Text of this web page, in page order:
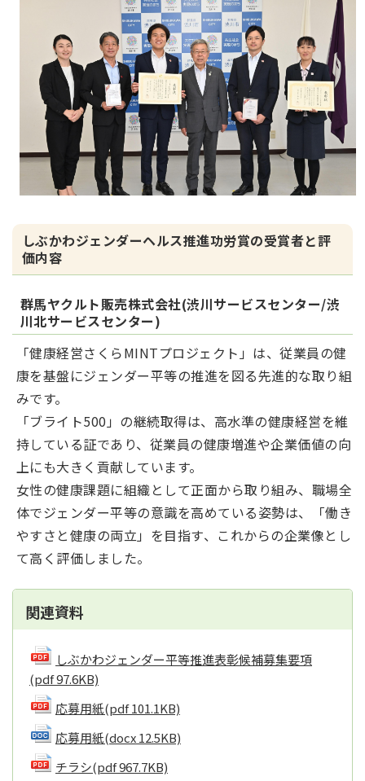
しぶかわジェンダーヘルス推進功労賞の受賞者と評
価内容
群馬ヤクルト販売株式会社(渋川サービスセンター/渋
川北サービスセンター)
「健康経営さくらMINTプロジェクト」は、従業員の健
康を基盤にジェンダー平等の推進を図る先進的な取り組
みです。
「ブライト500」の継続取得は、高水準の健康経営を維
持している証であり、従業員の健康増進や企業価値の向
上にも大きく貢献しています。
女性の健康課題に組織として正面から取り組み、職場全
体でジェンダー平等の意識を高めている姿勢は、「働き
やすさと健康の両立」を目指す、これからの企業像とし
て高く評価しました。
関連資料
しぶかわジェンダー平等推進表彰候補募集要項
(pdf 97.6KB)
応募用紙(pdf 101.1KB)
応募用紙(docx 12.5KB)
チラシ(pdf 967.7KB)